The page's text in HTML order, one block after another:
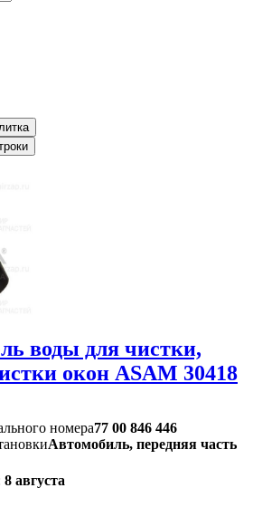
воды для чистки,
окон ASAM 30418
номера77 00 846 446
Автомобиль, передняя часть
8 августа